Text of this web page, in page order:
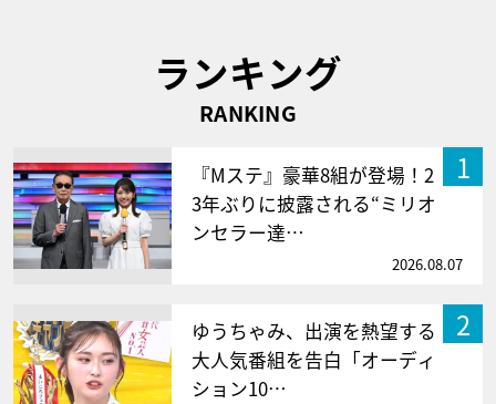
ランキング
RANKING
1
『Mステ』豪華8組が登場！2
3年ぶりに披露される“ミリオ
ンセラー達…
2026.08.07
2
ゆうちゃみ、出演を熱望する
大人気番組を告白「オーディ
ション10…